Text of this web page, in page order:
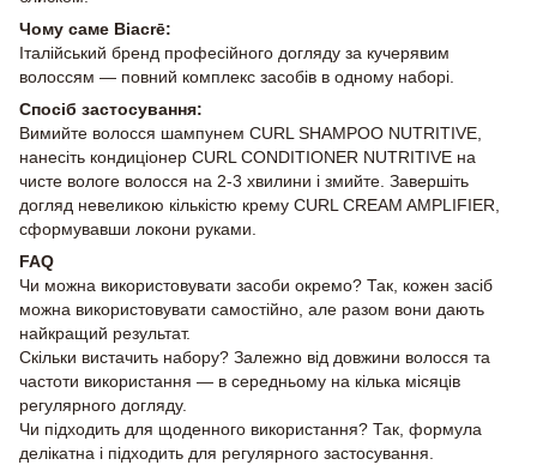
Чому саме Biacrē:
Італійський бренд професійного догляду за кучерявим
волоссям — повний комплекс засобів в одному наборі.
Спосіб застосування:
Вимийте волосся шампунем CURL SHAMPOO NUTRITIVE,
нанесіть кондиціонер CURL CONDITIONER NUTRITIVE на
чисте вологе волосся на 2-3 хвилини і змийте. Завершіть
догляд невеликою кількістю крему CURL CREAM AMPLIFIER,
сформувавши локони руками.
FAQ
Чи можна використовувати засоби окремо? Так, кожен засіб
можна використовувати самостійно, але разом вони дають
найкращий результат.
Скільки вистачить набору? Залежно від довжини волосся та
частоти використання — в середньому на кілька місяців
регулярного догляду.
Чи підходить для щоденного використання? Так, формула
делікатна і підходить для регулярного застосування.